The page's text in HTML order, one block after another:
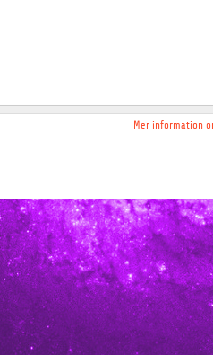
Mer information